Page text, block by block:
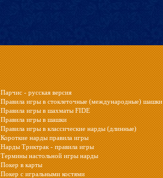
Парчис - русская версия
Правила игры в стоклеточные (международные) шашки
Правила игры в шахматы FIDE
Правила игры в шашки
Правила игры в классические нарды (длинные)
Короткие нарды правила игры
Нарды Триктрак - правила игры
Термины настольной игры нарды
Покер в карты
Покер с игральными костями